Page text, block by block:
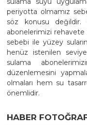
periyotta olmamız
söz konusu değildir.
abonelerimizi rehavete
sebebi ile yüzey
henüz istenilen
sulama
düzenlemesini
olmaları hem su
önemlidir.
HABER